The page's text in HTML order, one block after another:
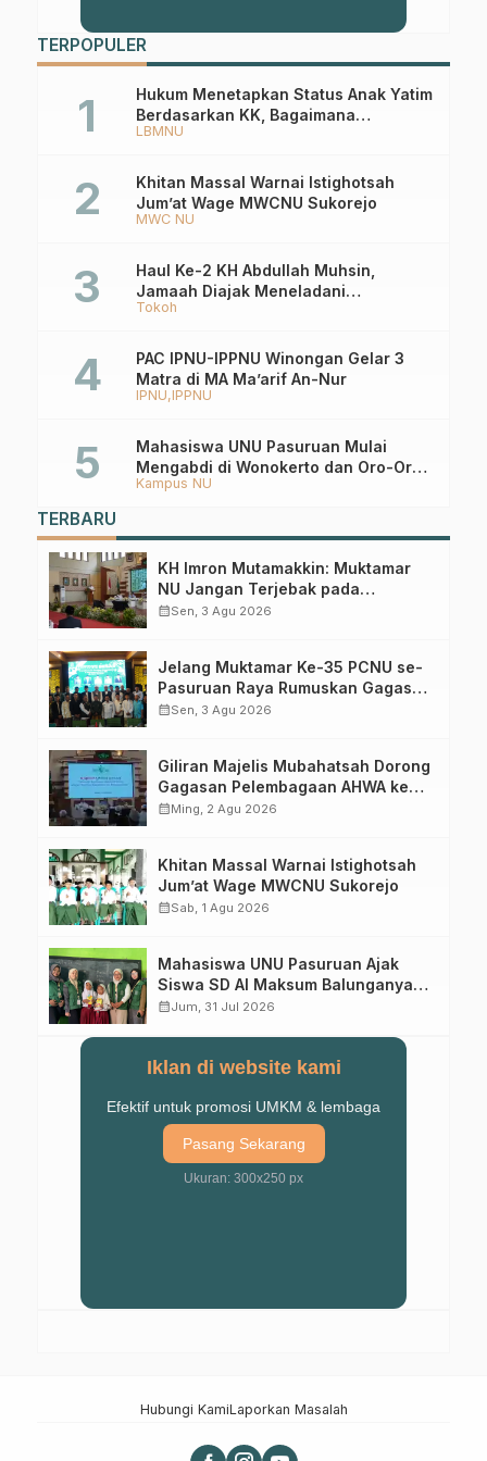
TERPOPULER
LBMNU
Hukum Menetapkan Status Anak Yatim
Berdasarkan KK, Bagaimana
Ketentuannya?
MWC NU
Khitan Massal Warnai Istighotsah
Jum’at Wage MWCNU Sukorejo
Tokoh
Haul Ke-2 KH Abdullah Muhsin,
Jamaah Diajak Meneladani
Keistiqamahan
IPNU IPPNU
PAC IPNU-IPPNU Winongan Gelar 3
Matra di MA Ma’arif An-Nur
Kampus NU
Mahasiswa UNU Pasuruan Mulai
Mengabdi di Wonokerto dan Oro-Oro
Ombo Wetan Berikut Programnya
TERBARU
KH Imron Mutamakkin: Muktamar
NU Jangan Terjebak pada
Perebutan Kursi Ketua Umum
calendar_monthSen, 3 Agu 2026
Jelang Muktamar Ke-35 PCNU se-
Pasuruan Raya Rumuskan Gagasan
Transformasi Gerakan NU Menuju
calendar_monthSen, 3 Agu 2026
Giliran Majelis Mubahatsah Dorong
Gagasan Pelembagaan AHWA ke
Forum Muktamar Mendatang
calendar_monthMing, 2 Agu 2026
Khitan Massal Warnai Istighotsah
Jum’at Wage MWCNU Sukorejo
calendar_monthSab, 1 Agu 2026
Mahasiswa UNU Pasuruan Ajak
Siswa SD Al Maksum Balunganyar
Kuasai Penjumlahan Bersusun
calendar_monthJum, 31 Jul 2026
Iklan di website kami
Efektif untuk promosi UMKM & lembaga
Pasang Sekarang
Ukuran: 300x250 px
Hubungi KamiLaporkan Masalah